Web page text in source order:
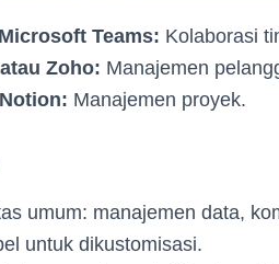
Teams: Kolaborasi
Zoho: Manajemen
Manajemen proyek.
umum: manajemen data,
untuk dikustomisasi.